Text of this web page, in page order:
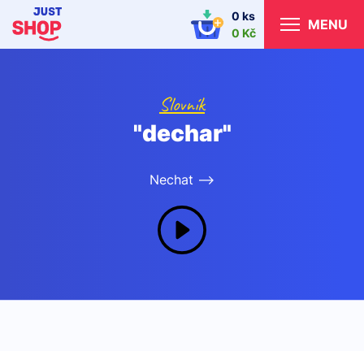
0 ks
0 Kč
MENU
Slovník
"dechar"
Nechat -->